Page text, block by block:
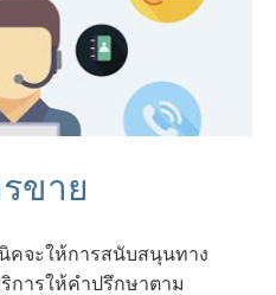
ขาย
คจะให้การสนับสนุนทาง
การให้คำปรึกษาตาม